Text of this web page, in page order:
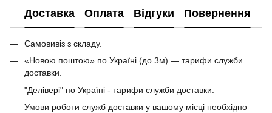
Доставка Оплата Відгуки Повернення
Самовивіз з складу.
«Новою поштою» по Україні (до 3м) — тарифи служби
доставки.
"Делівері" по Україні - тарифи служби доставки.
Умови роботи служб доставки у вашому місці необхідно